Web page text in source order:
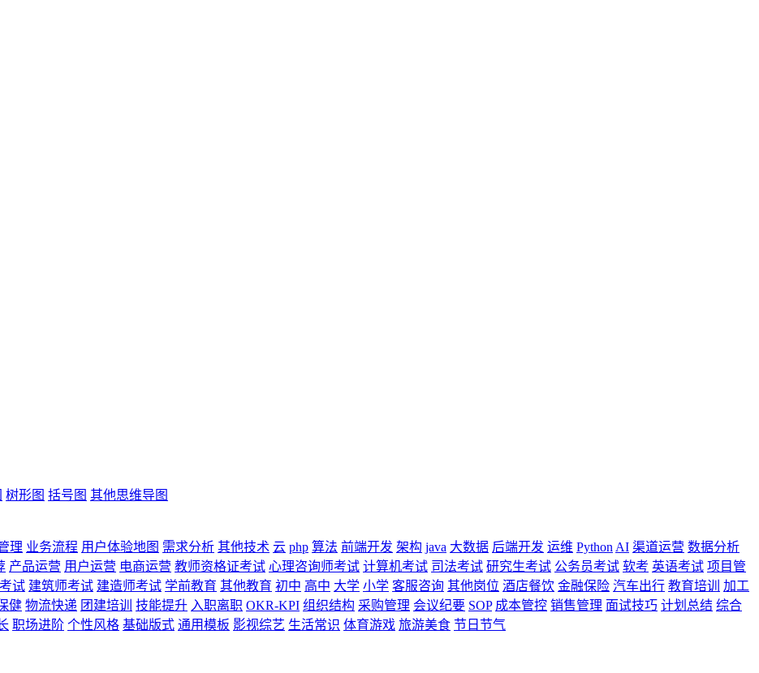
树形图 括号图 其他思维导图
理 业务流程 用户体验地图 需求分析 其他技术 云 php 算法 前端开发 架构 java 大数据 后端开发 运维 Python AI 渠道运营 数据分析
产品运营 用户运营 电商运营 教师资格证考试 心理咨询师考试 计算机考试 司法考试 研究生考试 公务员考试 软考 英语考试 项目管
试 建筑师考试 建造师考试 学前教育 其他教育 初中 高中 大学 小学 客服咨询 其他岗位 酒店餐饮 金融保险 汽车出行 教育培训
加工
健 物流快递 团建培训 技能提升 入职离职 OKR-KPI 组织结构 采购管理 会议纪要 SOP 成本管控 销售管理 面试技巧 计划总结 综合
职场进阶 个性风格 基础版式 通用模板 影视综艺 生活常识 体育游戏 旅游美食 节日节气